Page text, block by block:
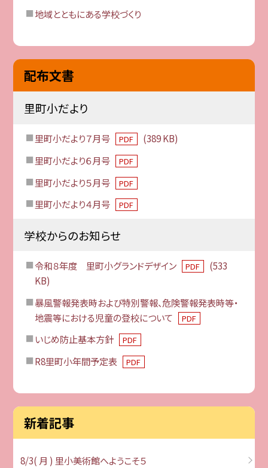
地域とともにある学校づくり
配布文書
里町小だより
里町小だより７月号 PDF
(389 KB)
里町小だより６月号
PDF
里町小だより５月号 PDF
里町小だより４月号 PDF
学校からのお知らせ
令和８年度 里町小グランドデザイン PDF
(533
KB)
暴風警報発表時および特別警報、危険警報発表時等・
地震等における児童の登校について
PDF
いじめ防止基本方針 PDF
R8里町小年間予定表 PDF
新着記事
8/3( 月 ) 里小美術館へようこそ５